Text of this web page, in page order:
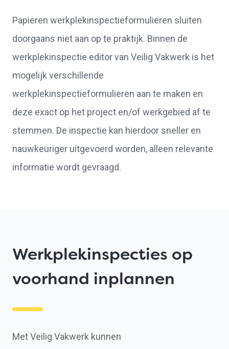
Papieren werkplekinspectieformulieren sluiten
doorgaans niet aan op te praktijk. Binnen de
werkplekinspectie editor van Veilig Vakwerk is het
mogelijk verschillende
werkplekinspectieformulieren aan te maken en
deze exact op het project en/of werkgebied af te
stemmen. De inspectie kan hierdoor sneller en
nauwkeuriger uitgevoerd worden, alleen relevante
informatie wordt gevraagd.
Werkplekinspecties op
voorhand inplannen
Met Veilig Vakwerk kunnen